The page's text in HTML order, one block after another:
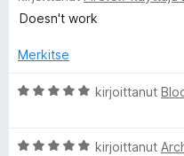
v
o
t
/
Doesn't work
Merkitse
A
i
kirjoittanut
A
kirjoittanut